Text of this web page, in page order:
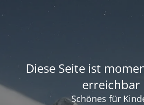
Diese Seite ist
erreichbar
Schönes für